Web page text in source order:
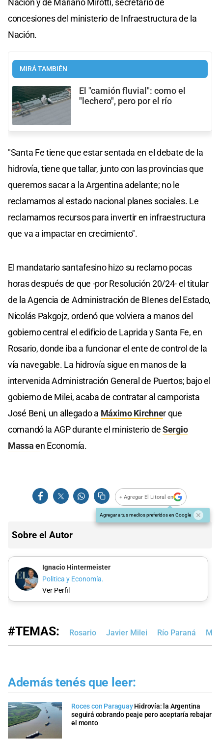
Nación y de Mariano Mirotti, secretario de
concesiones del ministerio de Infraestructura de la
Nación.
MIRÁ TAMBIÉN
El "camión fluvial": como el
"lechero", pero por el río
"Santa Fe tiene que estar sentada en el debate de la
hidrovía, tiene que tallar, junto con las provincias que
queremos sacar a la Argentina adelante; no le
reclamamos al estado nacional planes sociales. Le
reclamamos recursos para invertir en infraestructura
que va a impactar en crecimiento".
El mandatario santafesino hizo su reclamo pocas
horas después de que -por Resolución 20/24- el titular
de la Agencia de Administración de BIenes del Estado,
Nicolás Pakgojz, ordenó que volviera a manos del
gobierno central el edificio de Laprida y Santa Fe, en
Rosario, donde iba a funcionar el ente de control de la
vía navegable. La hidrovía sigue en manos de la
intervenida Administración General de Puertos; bajo el
gobierno de Milei, acaba de contratar al camporista
José Beni, un allegado a Máximo Kirchner que
comandó la AGP durante el ministerio deSergio
Massa en Economía.
+ Agregar El Litoral en
Agregar a tus medios preferidos en Google
Sobre el Autor
Ignacio Hintermeister
Politica y Economía.
Ver Perfil
#TEMAS: Rosario Javier Milei Río Paraná
Además tenés que leer:
Roces con Paraguay Hidrovía: la Argentina
seguirá cobrando peaje pero aceptaría rebajar
el monto